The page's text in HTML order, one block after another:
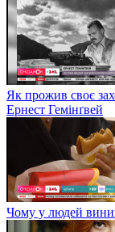
Як прожив своє
Ернест Гемінґвей
Чому у людей